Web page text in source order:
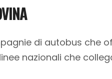
di autobus che
nazionali che